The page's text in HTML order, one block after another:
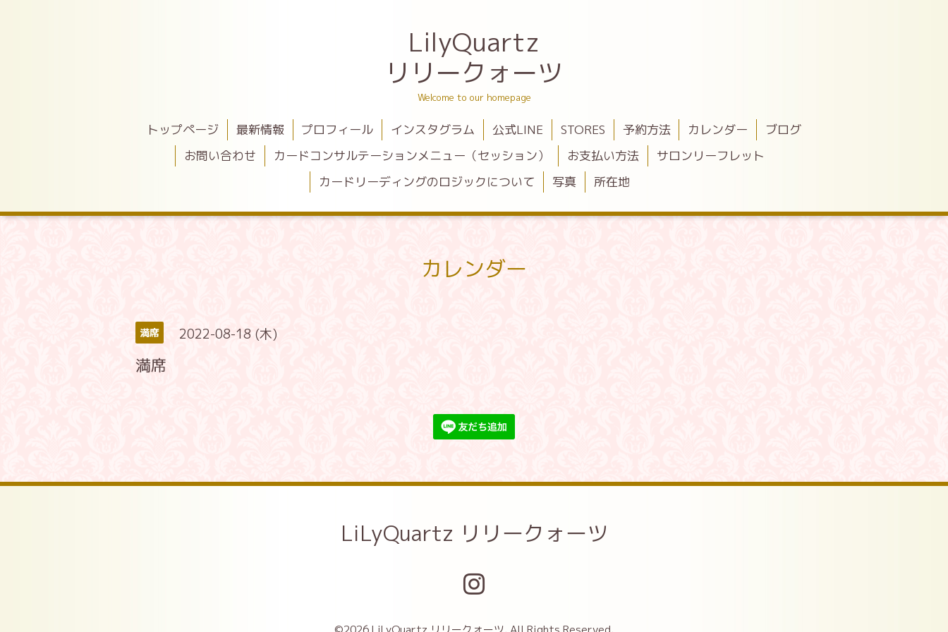
LilyQuartz
リリークォーツ
Welcome to our homepage
トップページ 最新情報 プロフィール インスタグラム 公式LINE STORES 予約方法 カレンダー
ブログ
お問い合わせ
カードコンサルテーションメニュー（セッション） お支払い方法
サロンリーフレット
カードリーディングのロジックについて
写真 所在地
カレンダー
満席 2022-08-18 (木)
満席
LiLyQuartz リリークォーツ